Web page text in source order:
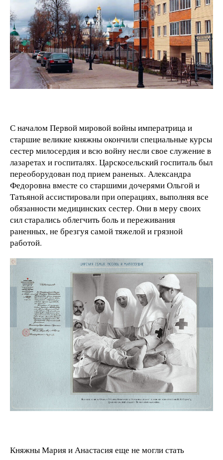
С началом Первой мировой войны императрица и
старшие великие княжны окончили специальные курсы
сестер милосердия и всю войну несли свое служение в
лазаретах и госпиталях. Царскосельский госпиталь был
переоборудован под прием раненых. Александра
Федоровна вместе со старшими дочерями Ольгой и
Татьяной ассистировали при операциях, выполняя все
обязанности медицинских сестер. Они в меру своих
сил старались облегчить боль и переживания
раненных, не брезгуя самой тяжелой и грязной
работой.
Княжны Мария и Анастасия еще не могли стать